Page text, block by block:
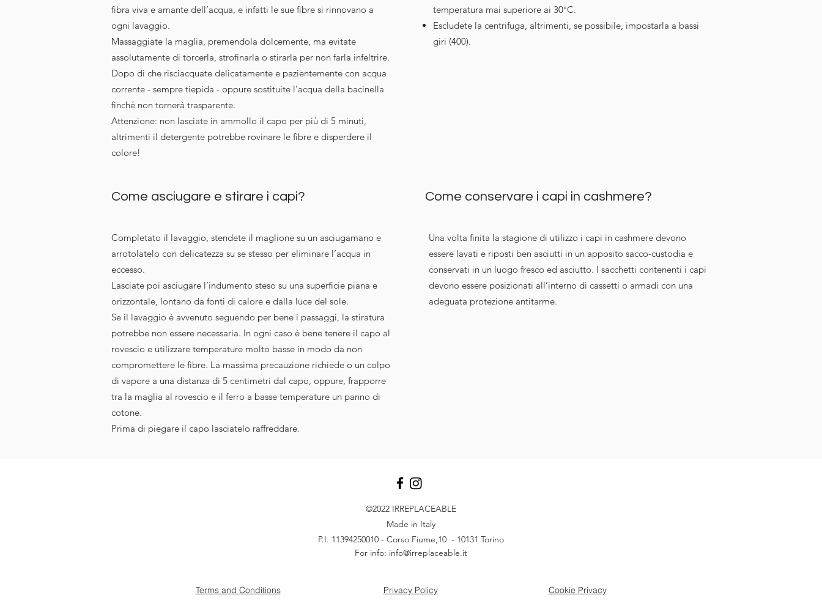
fibra viva e amante dell’acqua, e infatti le sue fibre si rinnovano a
ogni lavaggio.
Massaggiate la maglia, premendola dolcemente, ma evitate
assolutamente di torcerla, strofinarla o stirarla per non farla infeltrire.
Dopo di che risciacquate delicatamente e pazientemente con acqua
corrente - sempre tiepida - oppure sostituite l’acqua della bacinella
finché non tornerà trasparente.
Attenzione: non lasciate in ammollo il capo per più di 5 minuti,
altrimenti il detergente potrebbe rovinare le fibre e disperdere il
colore!
temperatura mai superiore ai 30°C.
Escludete la centrifuga, altrimenti, se possibile, impostarla a bassi
giri (400).
Come asciugare e stirare i capi?
Completato il lavaggio, stendete il maglione su un asciugamano e
arrotolatelo con delicatezza su se stesso per eliminare l’acqua in
eccesso.
Lasciate poi asciugare l’indumento steso su una superficie piana e
orizzontale, lontano da fonti di calore e dalla luce del sole.
Se il lavaggio è avvenuto seguendo per bene i passaggi, la stiratura
potrebbe non essere necessaria. In ogni caso è bene tenere il capo al
rovescio e utilizzare temperature molto basse in modo da non
compromettere le fibre. La massima precauzione richiede o un colpo
di vapore a una distanza di 5 centimetri dal capo, oppure, frapporre
tra la maglia al rovescio e il ferro a basse temperature un panno di
cotone.
Prima di piegare il capo lasciatelo raffreddare.
Come conservare i capi in cashmere?
Una volta finita la stagione di utilizzo i capi in cashmere devono
essere lavati e riposti ben asciutti in un apposito sacco-custodia e
conservati in un luogo fresco ed asciutto. I sacchetti contenenti i capi
devono essere posizionati all’interno di cassetti o armadi con una
adeguata protezione antitarme.
©2022 IRREPLACEABLE
Made in Italy
P.I. 11394250010 - Corso Fiume,10 - 10131 Torino
For info: info@irreplaceable.it
Terms and Conditions Privacy Policy Cookie Privacy